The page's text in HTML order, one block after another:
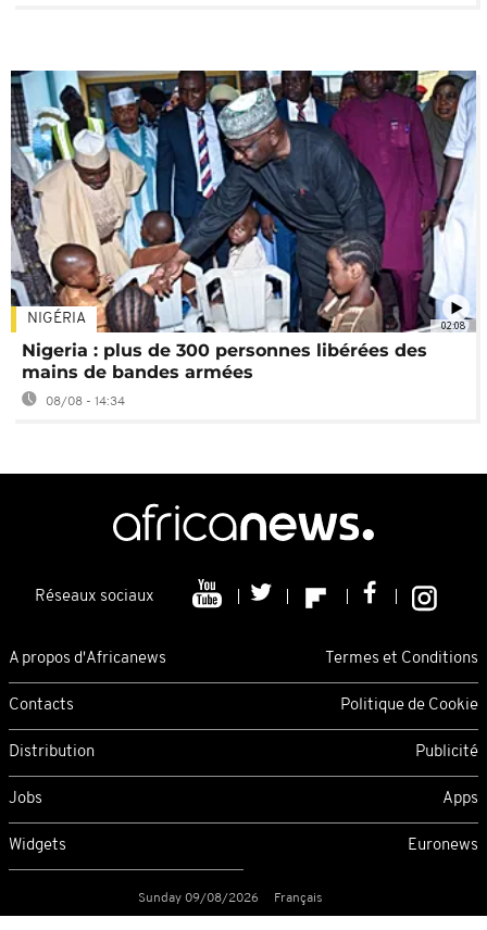
02:08
NIGÉRIA
Nigeria : plus de 300 personnes libérées des
mains de bandes armées
08/08 - 14:34
Réseaux sociaux
A propos d'Africanews Termes et Conditions
Contacts Politique de Cookie
Distribution Publicité
Jobs Apps
Widgets Euronews
Sunday 09/08/2026